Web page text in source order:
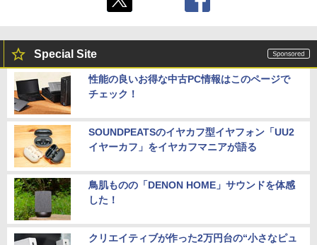
Special Site
性能の良いお得な中古PC情報はこのページで
チェック！
SOUNDPEATSのイヤカフ型イヤフォン「UU2
イヤーカフ」をイヤカフマニアが語る
鳥肌ものの「DENON HOME」サウンドを体感
した！
クリエイティブが作った2万円台の“小さなピュ